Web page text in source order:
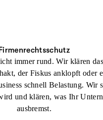
Firmenrechtsschutz
immer rund. Wir klären
der Fiskus anklopft oder
schnell Belastung. Wir
und klären, was Ihr
ausbremst.